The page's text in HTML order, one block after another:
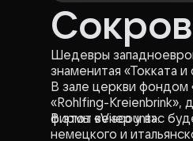
Шедевры
знаменитая «Токката
В зале церкви фондом
«Rohlfing-Kreienbrink»,
фирмы «Viscount».
В этот вечер у вас
немецкого и